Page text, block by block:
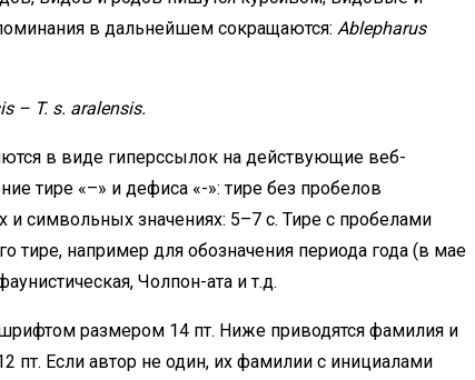
в дальнейшем сокращаются: Ablepharus
– T. s. aralensis.
в виде гиперссылок на действующие веб-
тире «–» и дефиса «-»: тире без пробелов
и символьных значениях: 5–7 с. Тире с пробелами
тире, например для обозначения периода года (в мае
Чолпон-ата и т.д.
размером 14 пт. Ниже приводятся фамилия и
пт. Если автор не один, их фамилии с инициалами